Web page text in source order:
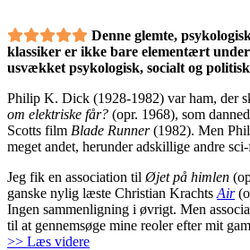
Denne glemte,
klassiker er ikke bare elementært
usvækket psykologisk, socialt og
Philip K. Dick (1928-1982) var ham, der
om elektriske får? (opr. 1968), som
Scotts film Blade Runner(1982). Men
meget andet, herunder adskillige andre
Jeg fik en association til Øjet på himlen
ganske nylig læste Christian Krachts Air
Ingen sammenligning i øvrigt. Men
til at gennemsøge mine reoler efter mit
>> Læs videre